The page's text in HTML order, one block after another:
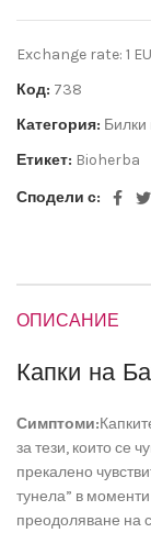
Exchange rate: 1
Код: 738
Категория: Билки
Етикет: Bioherba
Сподели с:
ОПИСАНИЕ
Капки на
Симптоми:
за тези, които се
прекалено
тунела” в
преодоляване на